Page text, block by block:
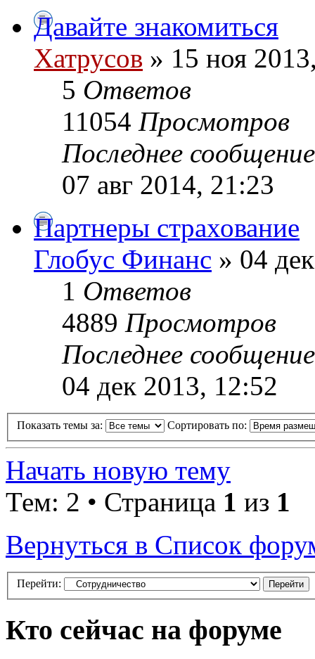
Давайте знакомиться
Хатрусов » 15 ноя
5 Ответов
11054 Просмотров
Последнее
07 авг 2014, 21:23
Партнеры страхование
Глобус Финанс » 04
1 Ответов
4889 Просмотров
Последнее
04 дек 2013, 12:52
Показать темы за: Сортировать по:
Начать новую тему
Тем: 2 • Страница 1 из 1
Вернуться в Список
Перейти:
Кто сейчас на форуме